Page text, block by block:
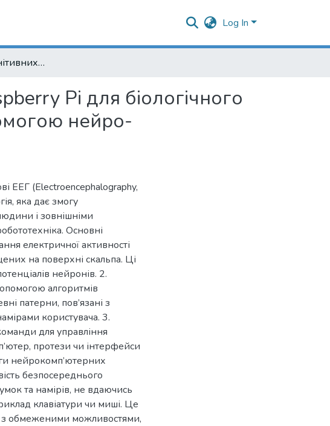
Log In
Візуалізація когнітивних станів на основі Raspberry Pi для біологічного зворотного зв’язку в реальному часі за допомогою нейро-комп’ютерного інтерфейсу
Pi для біологічного
нейро-
ЕЕГ (Electroencephalography,
яка дає змогу
і зовнішніми
Основні
електричної активності
на поверхні скальпа. Ці
нейронів. 2.
алгоритмів
патерни, пов’язані з
користувача. 3.
для управління
протези чи інтерфейси
нейрокомп’ютерних
безпосереднього
та намірів, не вдаючись
клавіатури чи миші. Це
з обмеженими можливостями,